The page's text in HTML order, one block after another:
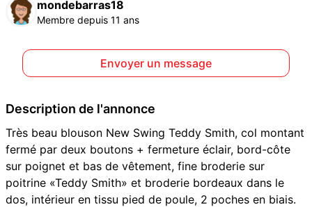
mondebarras18
Membre depuis 11 ans
Envoyer un message
Description de l'annonce
Très beau blouson New Swing Teddy Smith, col montant
fermé par deux boutons + fermeture éclair, bord-côte
sur poignet et bas de vêtement, fine broderie sur
poitrine «Teddy Smith» et broderie bordeaux dans le
dos, intérieur en tissu pied de poule, 2 poches en biais.